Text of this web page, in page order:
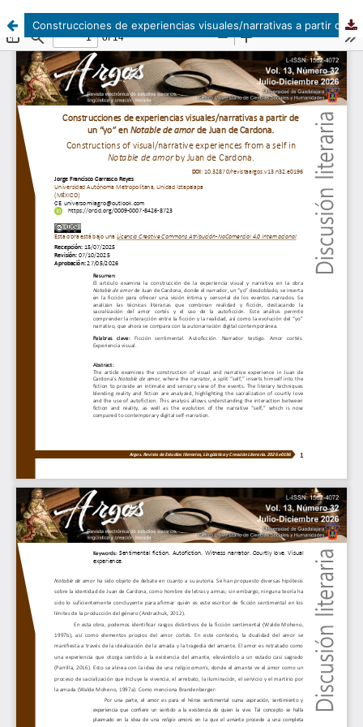
Construcciones de experiencias visuales/narrativas a partir de un “yo” en Notable de amor de Juan de Cardona